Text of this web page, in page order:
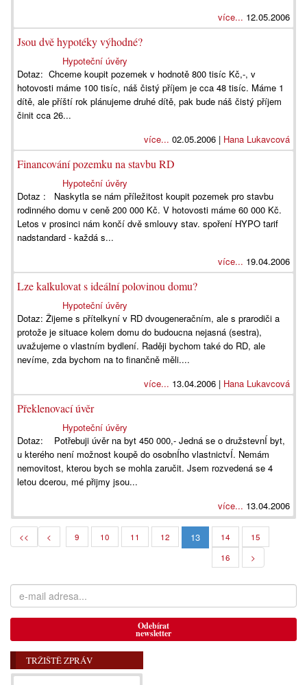
více... 12.05.2006
Jsou dvě hypotéky výhodné?
Hypoteční úvěry
Dotaz: Chceme koupit pozemek v hodnotě 800 tisíc Kč,-, v
hotovosti máme 100 tisíc, náš čistý příjem je cca 48 tisíc. Máme 1
dítě, ale příští rok plánujeme druhé dítě, pak bude náš čistý příjem
činit cca 26...
více... 02.05.2006 | Hana Lukavcová
Financování pozemku na stavbu RD
Hypoteční úvěry
Dotaz : Naskytla se nám příležitost koupit pozemek pro stavbu
rodinného domu v ceně 200 000 Kč. V hotovosti máme 60 000 Kč.
Letos v prosinci nám končí dvě smlouvy stav. spoření HYPO tarif
nadstandard - každá s...
více... 19.04.2006
Lze kalkulovat s ideální polovinou domu?
Hypoteční úvěry
Dotaz: Žijeme s přítelkyní v RD dvougeneračním, ale s prarodiči a
protože je situace kolem domu do budoucna nejasná (sestra),
uvažujeme o vlastním bydlení. Raději bychom také do RD, ale
nevíme, zda bychom na to finančně měli....
více... 13.04.2006 | Hana Lukavcová
Překlenovací úvěr
Hypoteční úvěry
Dotaz: Potřebuji úvěr na byt 450 000,- Jedná se o družstevnÍ byt,
u kterého není možnost koupě do osobnÍho vlastnictvÍ. Nemám
nemovitost, kterou bych se mohla zaručit. Jsem rozvedená se 4
letou dcerou, mé přijmy jsou...
více... 13.04.2006
<< < 9 10 11 12 13 14
15
16
>
Odebírat
newsletter
TRŽIŠTĚ ZPRÁV